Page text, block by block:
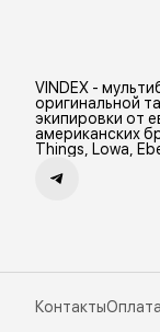
VINDEX -
оригинальной
экипировки от
американских
Things, Lowa,
КонтактыОплата